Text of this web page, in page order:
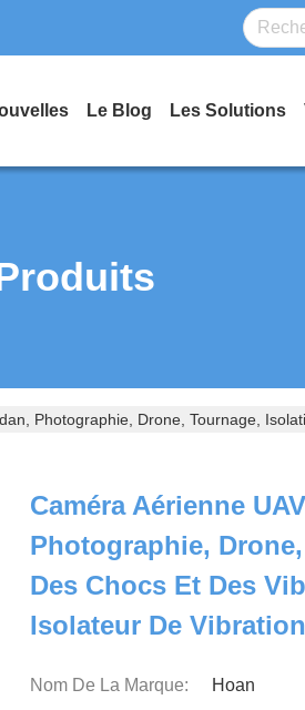
Le Blog Les Solutions
Photographie, Drone, Tournage,
Caméra Aérienne
Photographie,
Des Chocs Et Des
Isolateur De
Nom De La Marque: Hoan